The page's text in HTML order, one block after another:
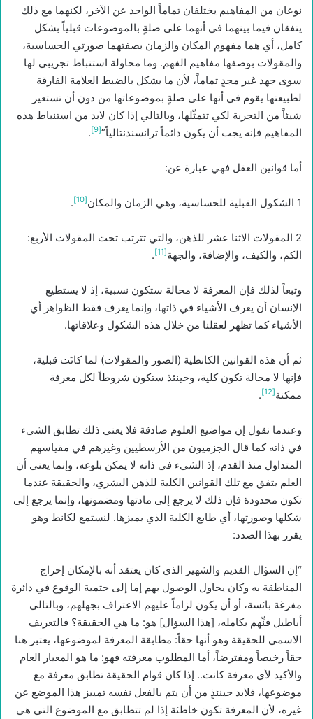
نوعان من المفاهيم يختلفان تماماً الواحد عن الآخر، لكنهما مع ذلك
يتفقان فيما بينهما في أنهما على صلةٍ بالموضوعات قبلياً بشكل
كامل، أي هما مفهوم المكان والزمان بصفتهما صورتي الحساسية،
والمقولات بوصفها مفاهيم الفهم. وما محاولة استنباط تجريبي لها
سوى جهد غير مجدٍ تماماً، لأن ما يشكل بالضبط العلامة الفارقة
لطبيعتها يقوم في أنها على صلةٍ بموضوعاتها من دون أن تستعير
شيئاً من التجربة لكي تتمثّلها، وبالتالي إذا كان لابد من استنباط هذه
المفاهيم فإنه يجب أن يكون دائماً ترانسندنتالياً”[9]
.
أما قوانين العقل فهي عبارة عن:
1 الشكول القبلية للحساسية، وهي الزمان والمكان [10]
.
2 المقولات الاثنا عشر للذهن، والتي تترتب تحت المقولات الأربع:
الكم، والكيف، والإضافة، والجهة[11]
.
وتبعاً لذلك فإن المعرفة لا محالة ستكون نسبية، إذ لا يستطيع
الإنسان أن يعرف الأشياء في ذاتها، وإنما يعرف فقط الظواهر أي
الأشياء كما تظهر لعقلنا من خلال هذه الشكول وعلاقاتها.
ثم أن هذه القوانين الكانطية (الصور والمقولات) لما كانَت قبلية،
فإنها لا محالة تكون كلية، وحينئذ ستكون شروطاً لكل معرفة
ممكنة[12]
.
وعندما نقول إن مواضيع العلوم صادقة فلا يعني ذلك تطابق الشيء
في ذاته كما قال الجزميون من الأرسطيين وغيرهم في مقياسهم
المتداول منذ القدم، إذ الشيء في ذاته لا يمكن بلوغه، وإنما يعني أن
العلم يتفق مع تلك القوانين الكلية للذهن البشري، والحقيقة عندما
تكون محدودة فإن ذلك لا يرجع إلى مادتها ومضمونها، وإنما يرجع إلى
شكلها وصورتها، أي طابع الكلية الذي يميزها. لنستمع لكانط وهو
يقرر بهذا الصدد:
“إن السؤال القديم والشهير الذي كان يعتقد أنه بالإمكان إحراج
المناطقة به وكان يحاول الوصول بهم إما إلى حتمية الوقوع في دائرة
مفرغة بائسة، أو أن يكون لزاماً عليهم الاعتراف بجهلهم، وبالتالي
أباطيل فنِّهم بكامله، [هذا السؤال] هو: ما هي الحقيقة؟ فالتعريف
الاسمي للحقيقة وهو أنها حقاً: مطابقة المعرفة لموضوعها، يعتبر هنا
حقاً رخيصاً ومفترضاً، أما المطلوب معرفته فهو: ما هو المعيار العام
والأكيد لأي معرفة كانت.. إذا كان قوام الحقيقة تطابق معرفة مع
موضوعها، فلابد حينئذٍ من أن يتم بالفعل نفسه تمييز هذا الموضع عن
غيره، لأن المعرفة تكون خاطئة إذا لم تتطابق مع الموضوع التي هي